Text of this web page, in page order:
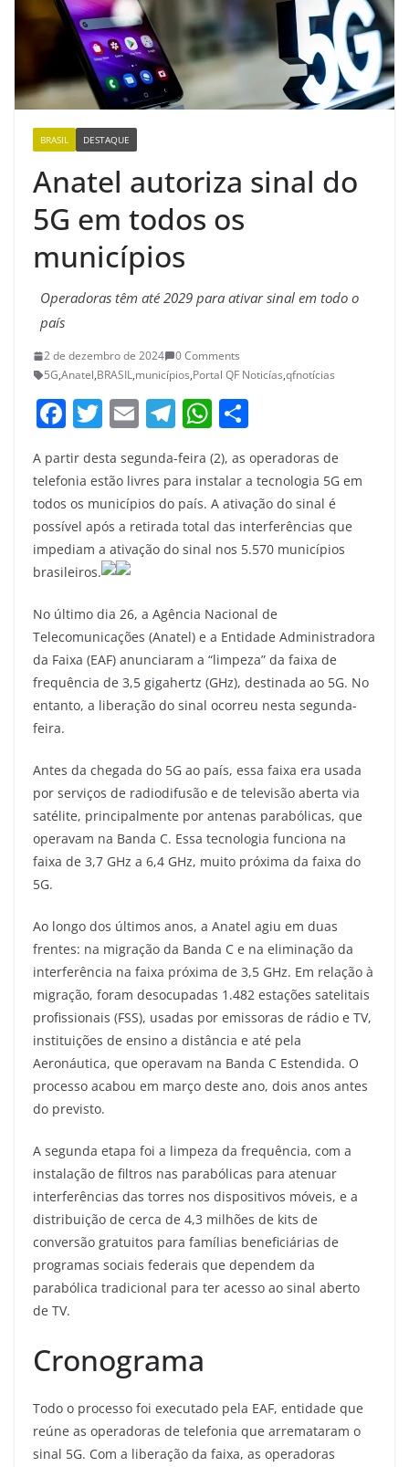
BRASIL DESTAQUE
Anatel autoriza sinal do
5G em todos os
municípios
Operadoras têm até 2029 para ativar sinal em todo o
país
2 de dezembro de 2024
0 Comments
5G,Anatel,BRASIL,municípios,Portal QF Noticías,qfnotícias
F
a
c
e
b
o
o
k
T
itt
er
E
m
ai
l
T
el
e
gr
a
m
W
at
s
A
p
ar
e
A partir desta segunda-feira (2), as operadoras de
telefonia estão livres para instalar a tecnologia 5G em
todos os municípios do país. A ativação do sinal é
possível após a retirada total das interferências que
impediam a ativação do sinal nos 5.570 municípios
brasileiros.
No último dia 26, a Agência Nacional de
Telecomunicações (Anatel) e a Entidade Administradora
da Faixa (EAF) anunciaram a “limpeza” da faixa de
frequência de 3,5 gigahertz (GHz), destinada ao 5G. No
entanto, a liberação do sinal ocorreu nesta segunda-
feira.
Antes da chegada do 5G ao país, essa faixa era usada
por serviços de radiodifusão e de televisão aberta via
satélite, principalmente por antenas parabólicas, que
operavam na Banda C. Essa tecnologia funciona na
faixa de 3,7 GHz a 6,4 GHz, muito próxima da faixa do
5G.
Ao longo dos últimos anos, a Anatel agiu em duas
frentes: na migração da Banda C e na eliminação da
interferência na faixa próxima de 3,5 GHz. Em relação à
migração, foram desocupadas 1.482 estações satelitais
profissionais (FSS), usadas por emissoras de rádio e TV,
instituições de ensino a distância e até pela
Aeronáutica, que operavam na Banda C Estendida. O
processo acabou em março deste ano, dois anos antes
do previsto.
A segunda etapa foi a limpeza da frequência, com a
instalação de filtros nas parabólicas para atenuar
interferências das torres nos dispositivos móveis, e a
distribuição de cerca de 4,3 milhões de kits de
conversão gratuitos para famílias beneficiárias de
programas sociais federais que dependem da
parabólica tradicional para ter acesso ao sinal aberto
de TV.
Cronograma
Todo o processo foi executado pela EAF, entidade que
reúne as operadoras de telefonia que arremataram o
sinal 5G. Com a liberação da faixa, as operadoras